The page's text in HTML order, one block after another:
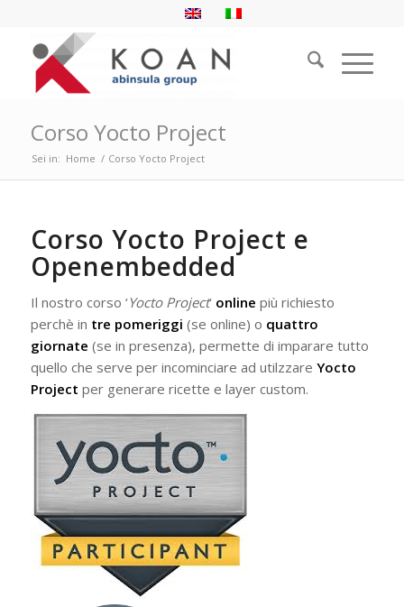
Corso Yocto Project
Sei in: Home / Corso Yocto Project
Corso Yocto Project e
Openembedded
Il nostro corso ‘Yocto Project‘ online più richiesto
perchè in tre pomeriggi (se online) o quattro
giornate (se in presenza), permette di imparare tutto
quello che serve per incominciare ad utilzzare Yocto
Project per generare ricette e layer custom.